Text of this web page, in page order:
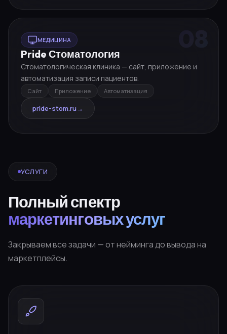
МЕДИЦИНА
Pride Стоматология
Стоматологическая клиника — сайт, приложение и
автоматизация записи пациентов.
Сайт Приложение Автоматизация
pride-stom.ru→
УСЛУГИ
Полный спектр
маркетинговых услуг
Закрываем все задачи — от нейминга до вывода на
маркетплейсы.